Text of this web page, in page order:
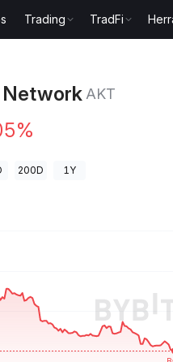
Trading TradFi
Network AKT
200D 1Y